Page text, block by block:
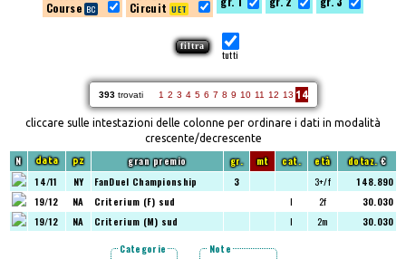
Course
Circuit
tutti
393trovati 1 2 3 4 5 6 7 8 9 10 11 12 13 14
cliccare sulle intestazioni delle colonne per ordinare i dati in modalità
crescente/decrescente
N data pz gran premio gr. mt cat. età dotaz.€
14/11 NY FanDuel Championship 3 3+/f
148.890
19/12
NA Criterium (F) sud I 2f
30.030
19/12
NA Criterium (M) sud I 2m 30.030
Categorie
Note